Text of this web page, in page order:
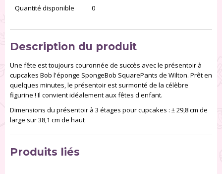
Quantité disponible
0
Description du produit
Une fête est toujours couronnée de succès avec le présentoir à
cupcakes Bob l'éponge SpongeBob SquarePants de Wilton. Prêt en
quelques minutes, le présentoir est surmonté de la célèbre
figurine ! Il convient idéalement aux fêtes d'enfant.
Dimensions du présentoir à 3 étages pour cupcakes : ± 29,8 cm de
large sur 38,1 cm de haut
Produits liés